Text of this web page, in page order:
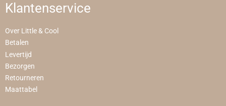
Klantenservice
Over Little & Cool
Betalen
Levertijd
Bezorgen
Retourneren
Maattabel